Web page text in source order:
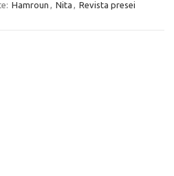
Hamroun , Nita , Revista presei